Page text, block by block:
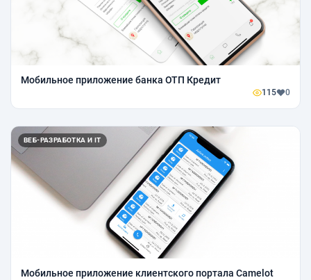
Мобильное приложение банка ОТП Кредит
115 0
ВЕБ-РАЗРАБОТКА И IT
Мобильное приложение клиентского портала Camelot